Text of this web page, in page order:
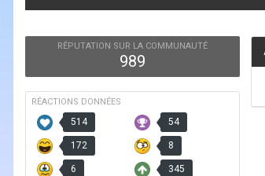
RÉPUTATION SUR LA COMMUNAUTÉ
989
RÉACTIONS DONNÉES
514 54
172 8
6 345